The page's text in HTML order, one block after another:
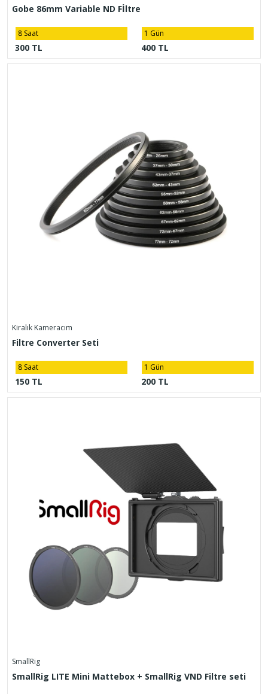
Gobe 86mm Variable ND Fİltre
8 Saat
300 TL
1 Gün
400 TL
Kiralık Kameracım
Filtre Converter Seti
8 Saat
150 TL
1 Gün
200 TL
SmallRig
SmallRig LITE Mini Mattebox + SmallRig VND Filtre seti